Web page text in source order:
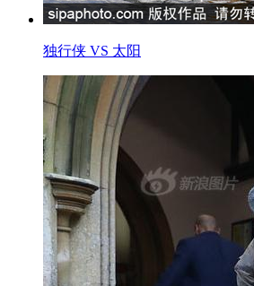
独行侠 VS 太阳